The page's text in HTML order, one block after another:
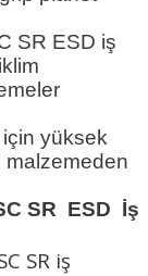
SR ESD iş
için yüksek
malzemeden
SR ESD İş
SR iş